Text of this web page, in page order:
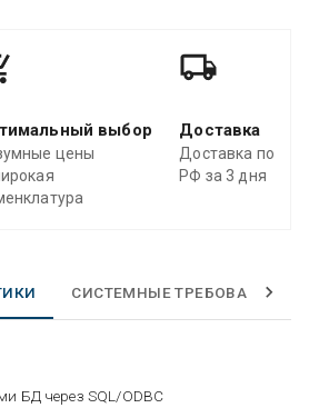
выбор
цены
Доставка
Доставка по
РФ за 3 дня
СИСТЕМНЫЕ ТРЕБОВАНИЯ
БД через SQL/ODBC